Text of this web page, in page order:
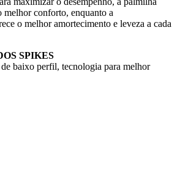
conforto, enquanto a
o melhor amortecimento e leveza a cada
SPIKES
baixo perfil, tecnologia para melhor